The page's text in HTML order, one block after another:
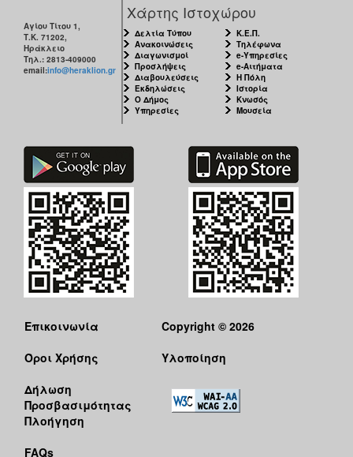
Αγίου Τίτου 1,
Τ.Κ. 71202,
Ηράκλειο
Τηλ.: 2813-409000
email:info@heraklion.gr
Χάρτης Ιστοχώρου
Δελτία Τύπου
Ανακοινώσεις
Διαγωνισμοί
Προσλήψεις
Διαβουλεύσεις
Εκδηλώσεις
Ο Δήμος
Υπηρεσίες
Κ.Ε.Π.
Τηλέφωνα
e-Υπηρεσίες
e-Αιτήματα
Η Πόλη
Ιστορία
Κνωσός
Μουσεία
Επικοινωνία
Όροι Χρήσης
Δήλωση
Προσβασιμότητας
Πλοήγηση
FAQs
Copyright © 2026
Υλοποίηση